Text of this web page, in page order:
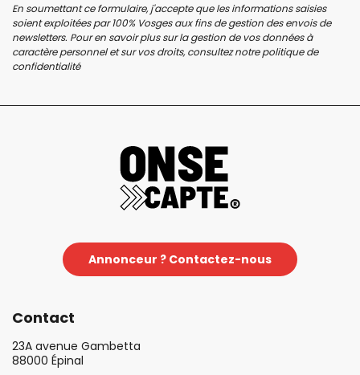
En soumettant ce formulaire, j'accepte que les informations saisies
soient exploitées par 100% Vosges aux fins de gestion des envois de
newsletters. Pour en savoir plus sur la gestion de vos données à
caractère personnel et sur vos droits, consultez notrepolitique de
confidentialité
Annonceur ? Contactez-nous
Contact
23A avenue Gambetta
88000 Épinal